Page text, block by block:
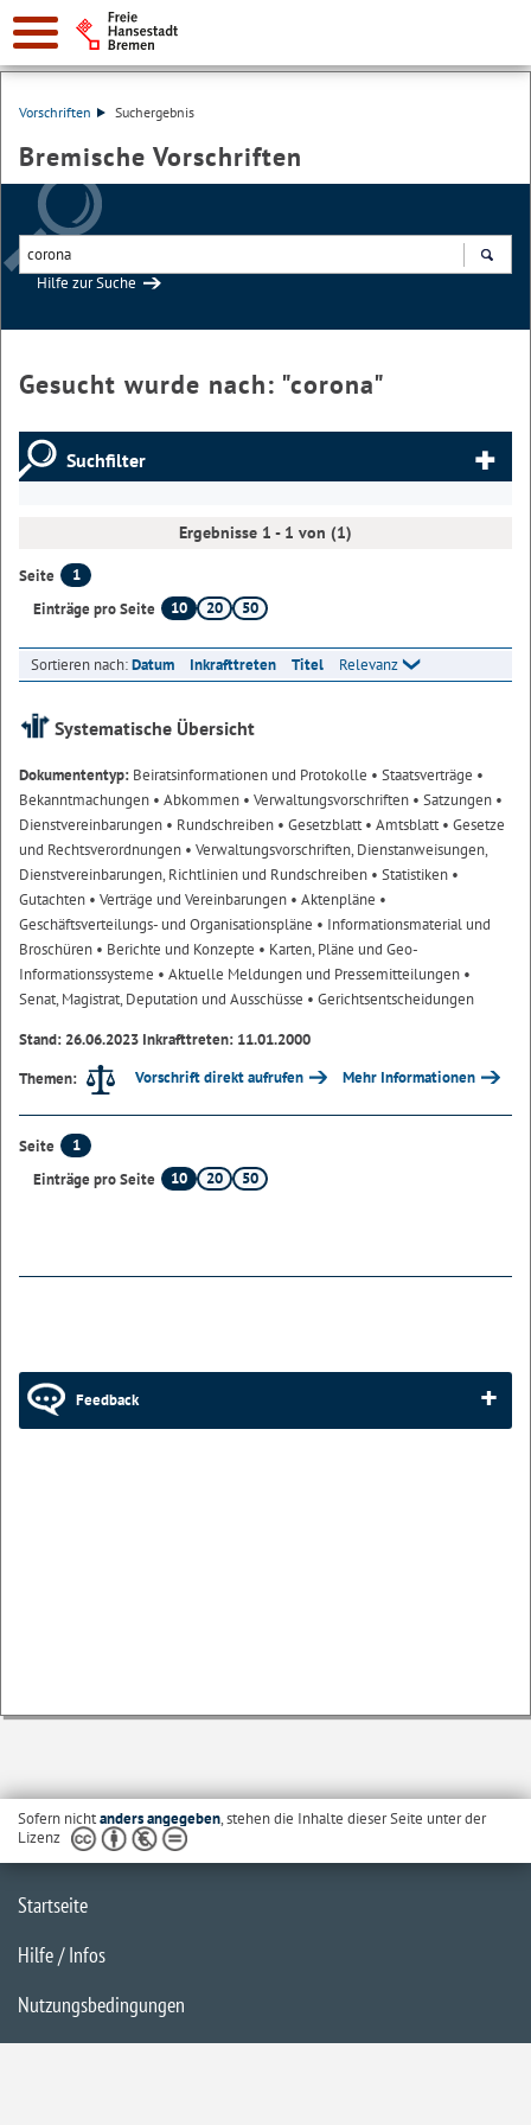
Vorschriften Suchergebnis
Bremische Vorschriften
Hilfe zur Suche
Gesucht wurde nach: "corona"
Suchfilter
Ergebnisse 1 - 1 von (1)
Seite
1
Einträge pro Seite
10 20 50
Sortieren nach:Datum Inkrafttreten Titel Relevanz
Systematische Übersicht
Dokumententyp: Beiratsinformationen und Protokolle • Staatsverträge •
Bekanntmachungen • Abkommen • Verwaltungsvorschriften • Satzungen •
Dienstvereinbarungen • Rundschreiben • Gesetzblatt• Amtsblatt• Gesetze
und Rechtsverordnungen • Verwaltungsvorschriften, Dienstanweisungen,
Dienstvereinbarungen, Richtlinien und Rundschreiben • Statistiken •
Gutachten • Verträge und Vereinbarungen • Aktenpläne •
Geschäftsverteilungs- und Organisationspläne • Informationsmaterial und
Broschüren • Berichte und Konzepte • Karten, Pläne und Geo-
Informationssysteme • Aktuelle Meldungen und Pressemitteilungen •
Senat, Magistrat, Deputation und Ausschüsse • Gerichtsentscheidungen
Stand: 26.06.2023 Inkrafttreten: 11.01.2000
Themen:
Vorschrift direkt aufrufen Mehr Informationen
Seite
1
Einträge pro Seite
10 20 50
Feedback
Sofern nichtanders angegeben, stehen die Inhalte dieser Seite unter der
Lizenz
Startseite
Hilfe / Infos
Nutzungsbedingungen